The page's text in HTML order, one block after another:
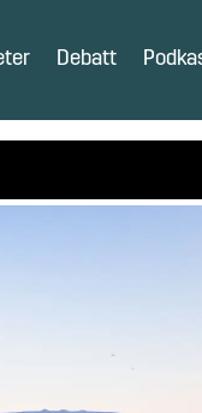
Debatt